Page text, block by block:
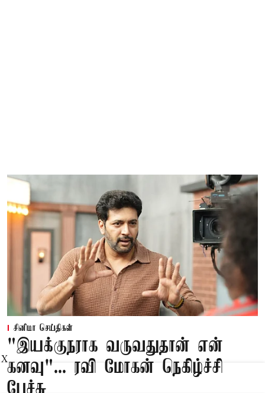
சினிமா செய்திகள்
"இயக்குநராக வருவதுதான் என்
கனவு"... ரவி மோகன் நெகிழ்ச்சி
X